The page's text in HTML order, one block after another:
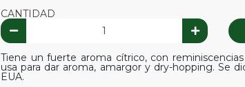
CANTIDAD
Tiene un fuerte aroma cítrico, con
usa para dar aroma, amargor y dry-hopping. Se
EUA.